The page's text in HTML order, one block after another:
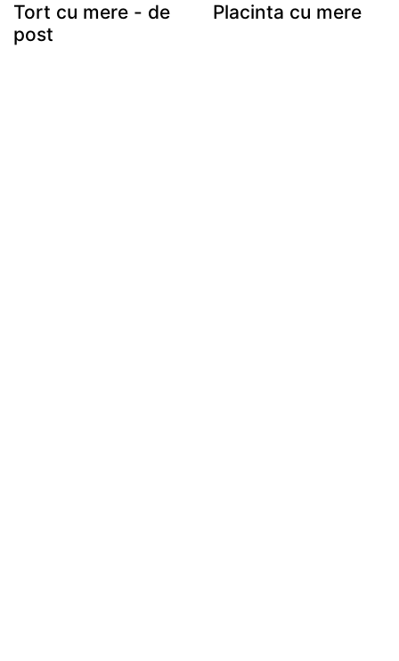
Tort cu mere - de
post
Placinta cu mere